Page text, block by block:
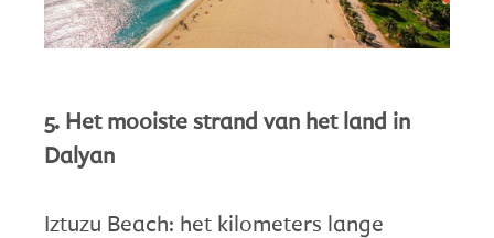
5. Het mooiste strand van het land in
Dalyan
Iztuzu Beach: het kilometers lange